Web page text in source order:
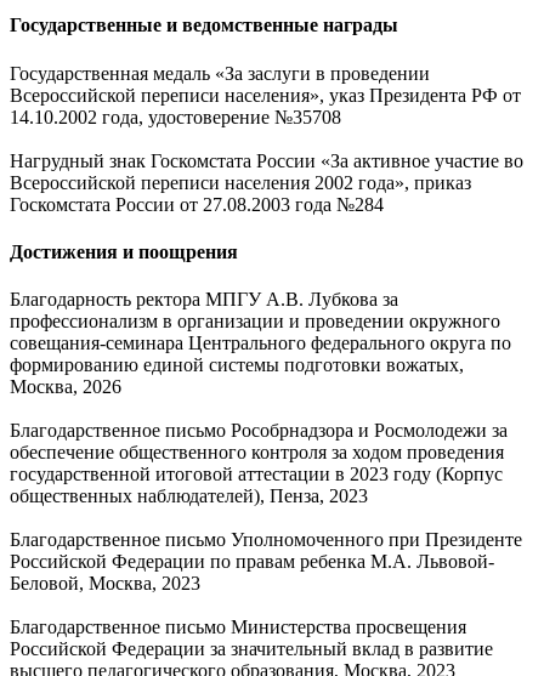
Государственные и ведомственные награды
Государственная медаль «За заслуги в проведении
Всероссийской переписи населения», указ Президента РФ от
14.10.2002 года, удостоверение №35708
Нагрудный знак Госкомстата России «За активное участие во
Всероссийской переписи населения 2002 года», приказ
Госкомстата России от 27.08.2003 года №284
Достижения и поощрения
Благодарность ректора МПГУ А.В. Лубкова за
профессионализм в организации и проведении окружного
совещания-семинара Центрального федерального округа по
формированию единой системы подготовки вожатых,
Москва, 2026
Благодарственное письмо Рособрнадзора и Росмолодежи за
обеспечение общественного контроля за ходом проведения
государственной итоговой аттестации в 2023 году (Корпус
общественных наблюдателей), Пенза, 2023
Благодарственное письмо Уполномоченного при Президенте
Российской Федерации по правам ребенка М.А. Львовой-
Беловой, Москва, 2023
Благодарственное письмо Министерства просвещения
Российской Федерации за значительный вклад в развитие
высшего педагогического образования, Москва, 2023